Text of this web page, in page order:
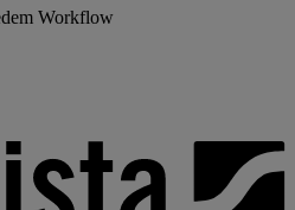
Workflow